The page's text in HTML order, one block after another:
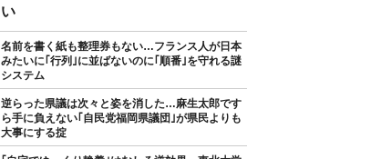
い
名前を書く紙も整理券もない…フランス人が日本
みたいに｢行列｣に並ばないのに｢順番｣を守れる謎
システム
逆らった県議は次々と姿を消した…麻生太郎です
ら手に負えない｢自民党福岡県議団｣が県民よりも
大事にする掟